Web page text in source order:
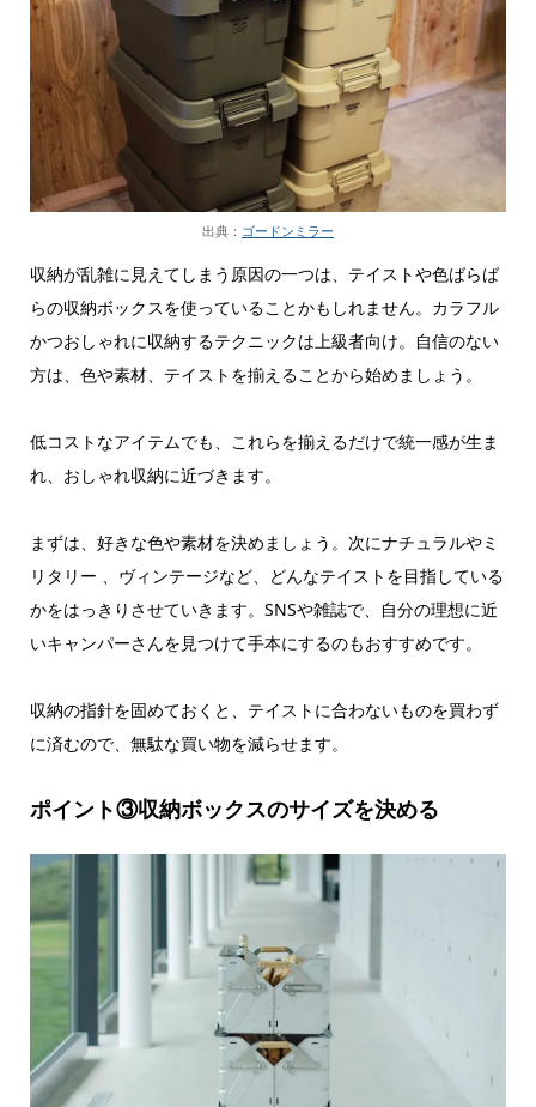
出典： ゴードンミラー
収納が乱雑に見えてしまう原因の一つは、テイストや色ばらば
らの収納ボックスを使っていることかもしれません。カラフル
かつおしゃれに収納するテクニックは上級者向け。自信のない
方は、色や素材、テイストを揃えることから始めましょう。
低コストなアイテムでも、これらを揃えるだけで統一感が生ま
れ、おしゃれ収納に近づきます。
まずは、好きな色や素材を決めましょう。次にナチュラルやミ
リタリー 、ヴィンテージなど、どんなテイストを目指している
かをはっきりさせていきます。SNSや雑誌で、自分の理想に近
いキャンパーさんを見つけて手本にするのもおすすめです。
収納の指針を固めておくと、テイストに合わないものを買わず
に済むので、無駄な買い物を減らせます。
ポイント③収納ボックスのサイズを決める